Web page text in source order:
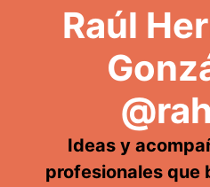
Raúl
Ideas y
profesionales que